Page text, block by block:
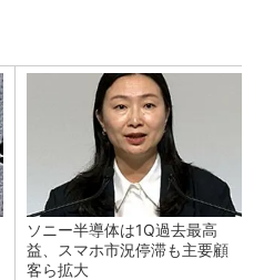
ソニー半導体は1Q過去最高
益、スマホ市況停滞も主要顧
客ら拡大